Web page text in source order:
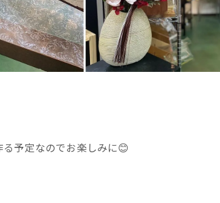
予定なのでお楽しみに😊